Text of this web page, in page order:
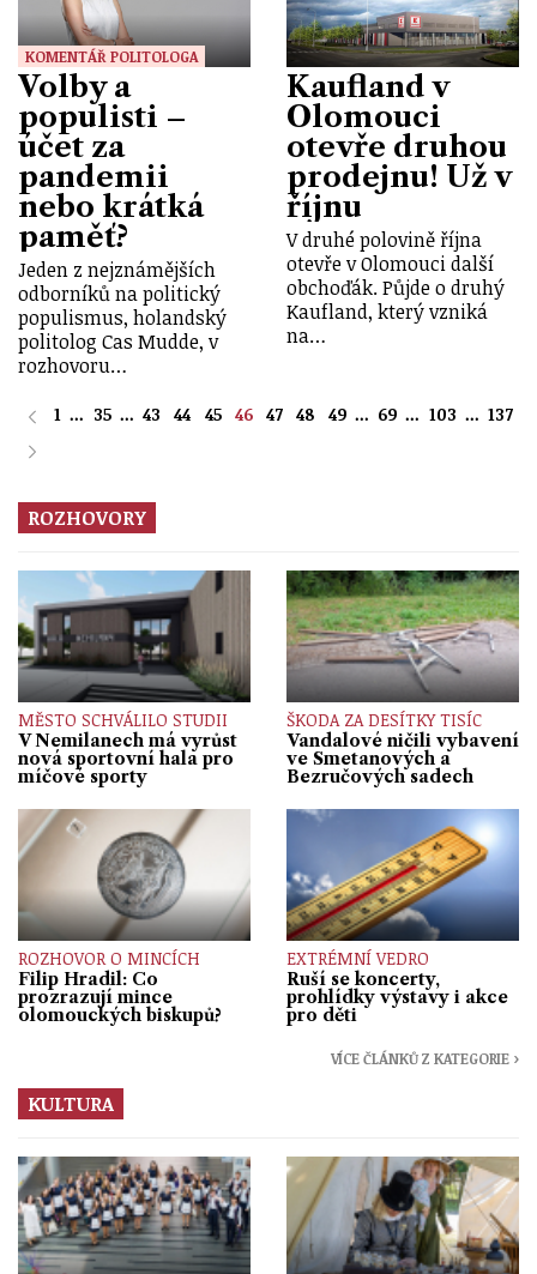
KOMENTÁŘ POLITOLOGA
Volby a
populisti –
účet za
pandemii
nebo krátká
paměť?
Jeden z nejznámějších
odborníků na politický
populismus, holandský
politolog Cas Mudde, v
rozhovoru…
Kaufland v
Olomouci
otevře druhou
prodejnu! Už v
říjnu
V druhé polovině října
otevře v Olomouci další
obchoďák. Půjde o druhý
Kaufland, který vzniká
na…
1 ... 35 ... 43 44 45 46 47 48 49 ... 69 ... 103 ... 137
ROZHOVORY
MĚSTO SCHVÁLILO STUDII
V Nemilanech má vyrůst
nová sportovní hala pro
míčové sporty
ŠKODA ZA DESÍTKY TISÍC
Vandalové ničili vybavení
ve Smetanových a
Bezručových sadech
ROZHOVOR O MINCÍCH
Filip Hradil: Co
prozrazují mince
olomouckých biskupů?
EXTRÉMNÍ VEDRO
Ruší se koncerty,
prohlídky výstavy i akce
pro děti
VÍCE ČLÁNKŮ Z KATEGORIE ›
KULTURA